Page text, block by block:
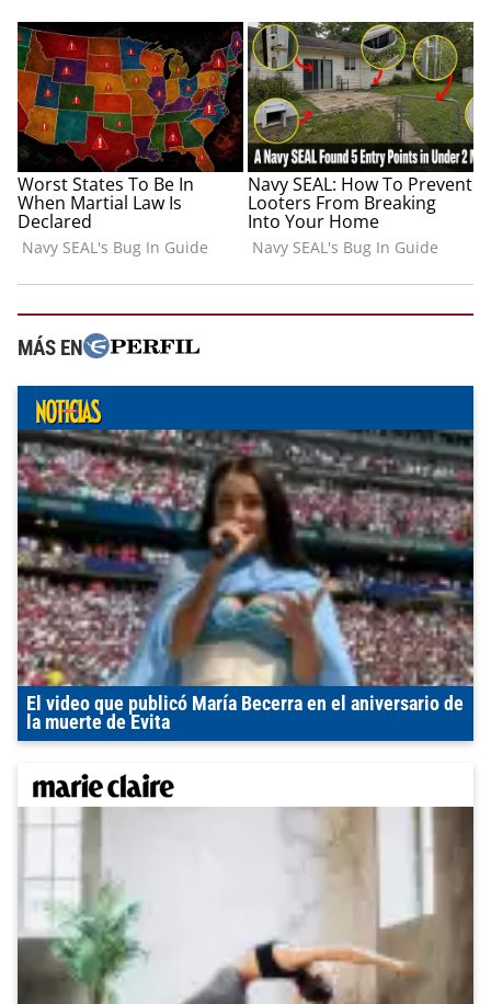
MÁS EN
El video que publicó María Becerra en el aniversario de
la muerte de Evita